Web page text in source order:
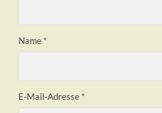
Name *
E-Mail-Adresse *